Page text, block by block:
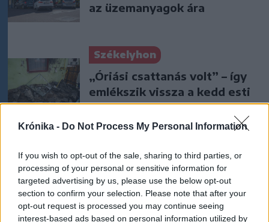
Krónika - Do Not Process My Personal Information
If you wish to opt-out of the sale, sharing to third parties, or
processing of your personal or sensitive information for
targeted advertising by us, please use the below opt-out
section to confirm your selection. Please note that after your
opt-out request is processed you may continue seeing
interest-based ads based on personal information utilized by
az üzemanyagok ára
Székelyhon
„Óriási csattanás volt” – így
emlékszik vissza a kedd esti
balesetre a csíkszeredai
családfő
Székely Sport
Súlyos veszteség, kilenc
hónapra eltiltották a Sepsi
OSK csapatkapitányát